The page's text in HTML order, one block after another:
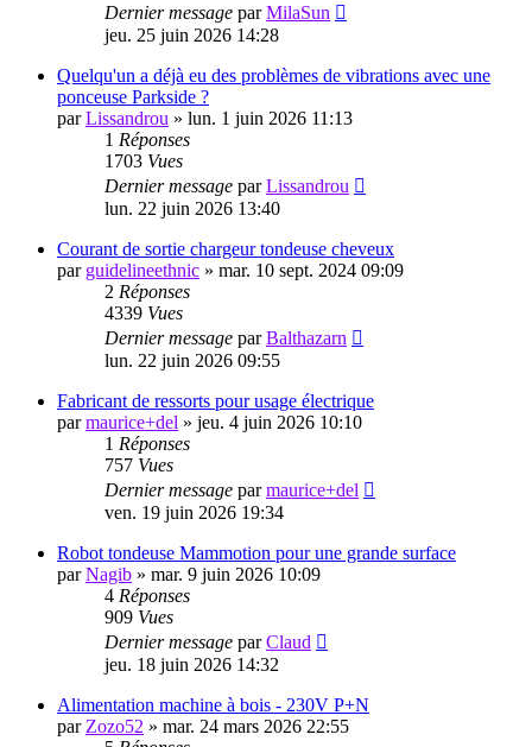
Dernier message parMilaSun
jeu. 25 juin 2026 14:28
Quelqu'un a déjà eu des problèmes de vibrations avec une
ponceuse Parkside ?
parLissandrou » lun. 1 juin 2026 11:13
1 Réponses
1703 Vues
Dernier message parLissandrou
lun. 22 juin 2026 13:40
Courant de sortie chargeur tondeuse cheveux
par guidelineethnic » mar. 10 sept. 2024 09:09
2 Réponses
4339 Vues
Dernier message parBalthazarn
lun. 22 juin 2026 09:55
Fabricant de ressorts pour usage électrique
parmaurice+del » jeu. 4 juin 2026 10:10
1 Réponses
757 Vues
Dernier message parmaurice+del
ven. 19 juin 2026 19:34
Robot tondeuse Mammotion pour une grande surface
parNagib » mar. 9 juin 2026 10:09
4 Réponses
909 Vues
Dernier message parClaud
jeu. 18 juin 2026 14:32
Alimentation machine à bois - 230V P+N
par Zozo52 » mar. 24 mars 2026 22:55